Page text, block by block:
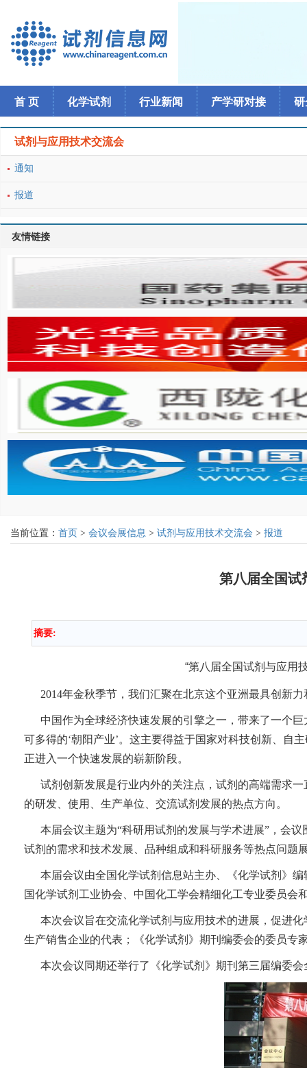
首 页 化学试剂 行业新闻 产学研对接 研
试剂与应用技术交流会
通知
报道
友情链接
当前位置： 首页 > 会议会展信息 > 试剂与应用技术交流会 > 报道
第八届全国试
摘要:
“第八届全国试剂与应用
2014年金秋季节，我们汇聚在北京这个亚洲最具创新
中国作为全球经济快速发展的引擎之一，带来了一个
可多得的‘朝阳产业’。这主要得益于国家对科技创新、自
正进入一个快速发展的崭新阶段。
试剂创新发展是行业内外的关注点，试剂的高端需求
的研发、使用、生产单位、交流试剂发展的热点方向。
本届会议主题为“科研用试剂的发展与学术进展”，会
试剂的需求和技术发展、品种组成和科研服务等热点问题
本届会议由全国化学试剂信息站主办、《化学试剂》
国化学试剂工业协会、中国化工学会精细化工专业委员会
本次会议旨在交流化学试剂与应用技术的进展，促进
生产销售企业的代表；《化学试剂》期刊编委会的委员专
本次会议同期还举行了《化学试剂》期刊第三届编委